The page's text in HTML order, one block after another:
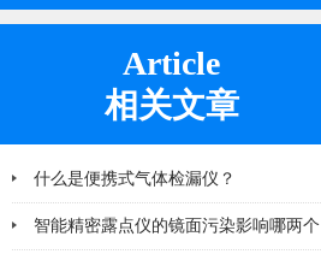
Article
相关文章
什么是便携式气体检漏仪？
智能精密露点仪的镜面污染影响哪两个